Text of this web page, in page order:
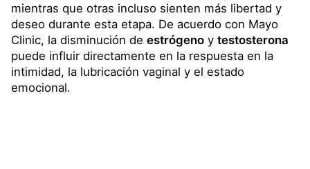
mientras que otras incluso sienten más libertad y
deseo durante esta etapa. De acuerdo con Mayo
Clinic, la disminución de estrógeno y testosterona
puede influir directamente en la respuesta en la
intimidad, la lubricación vaginal y el estado
emocional.